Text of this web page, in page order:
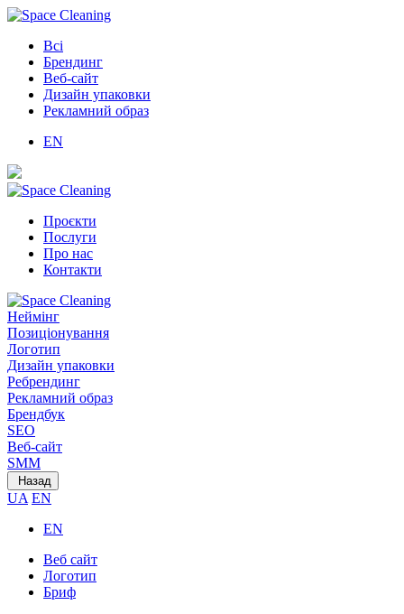
Всі
Брендинг
Веб-сайт
Дизайн упаковки
Рекламний образ
EN
Проєкти
Послуги
Про нас
Контакти
Неймінг
Позиціонування
Логотип
Дизайн упаковки
Ребрендинг
Рекламний образ
Брендбук
SEO
Веб-сайт
SMM
Назад
UA EN
EN
Веб сайт
Логотип
Бриф